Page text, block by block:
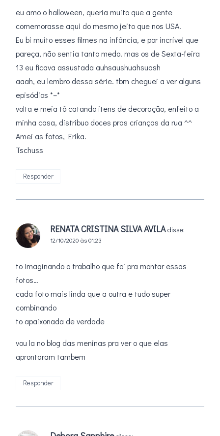
eu amo o halloween, queria muito que a gente
comemorasse aqui do mesmo jeito que nos USA.
Eu bi muito esses filmes na infância, e por incrível que
pareça, não sentia tanto medo. mas os de Sexta-feira
13 eu ficava assustada auhsaushuahsuash
aaah, eu lembro dessa série. tbm cheguei a ver alguns
episódios *–*
volta e meia tô catando itens de decoração, enfeito a
minha casa, distribuo doces pras crianças da rua ^^
Amei as fotos, Erika.
Tschuss
Responder
RENATA CRISTINA SILVA AVILA disse:
12/10/2020 às 01:23
to imaginando o trabalho que foi pra montar essas
fotos…
cada foto mais linda que a outra e tudo super
combinando
to apaixonada de verdade
vou la no blog das meninas pra ver o que elas
aprontaram tambem
Responder